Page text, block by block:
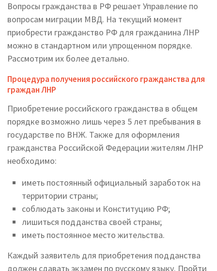
Вопросы гражданства в РФ решает Управление по
вопросам миграции МВД. На текущий момент
приобрести гражданство РФ для гражданина ЛНР
можно в стандартном или упрощенном порядке.
Рассмотрим их более детально.
Процедура получения российского гражданства для
граждан ЛНР
Приобретение российского гражданства в общем
порядке возможно лишь через 5 лет пребывания в
государстве по ВНЖ. Также для оформления
гражданства Российской Федерации жителям ЛНР
необходимо:
иметь постоянный официальный заработок на
территории страны;
соблюдать законы и Конституцию РФ;
лишиться подданства своей страны;
иметь постоянное место жительства.
Каждый заявитель для приобретения подданства
должен сдавать экзамен по русскому языку. Пройти